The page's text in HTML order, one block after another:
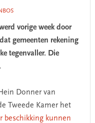
vorige week door
gemeenten rekening
tegenvaller. Die
Donner van
Tweede Kamer het
beschikking kunnen